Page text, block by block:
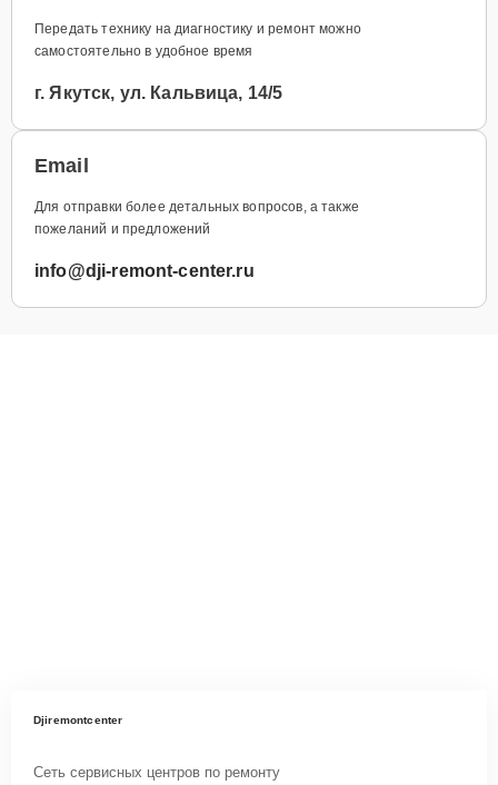
Передать технику на диагностику и ремонт можно
самостоятельно в удобное время
г. Якутск, ул. Кальвица, 14/5
Email
Для отправки более детальных вопросов, а также
пожеланий и предложений
info@dji-remont-center.ru
Djiremontcenter
Сеть сервисных центров по ремонту